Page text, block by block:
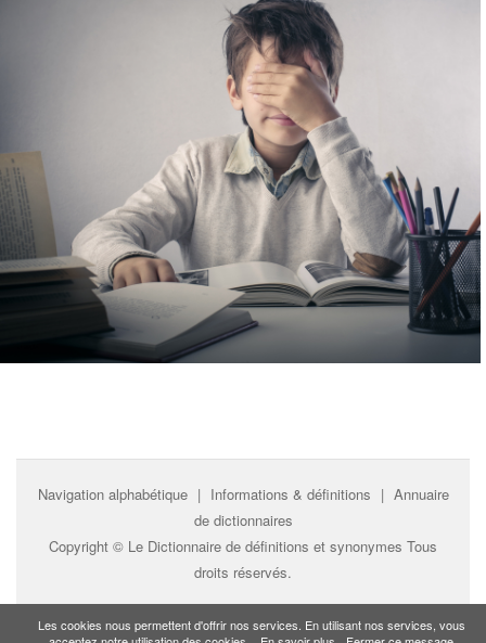
Navigation alphabétique | Informations & définitions | Annuaire
de dictionnaires
Copyright © Le Dictionnaire de définitions et synonymes Tous
droits réservés.
Les cookies nous permettent d'offrir nos services. En utilisant nos services, vous